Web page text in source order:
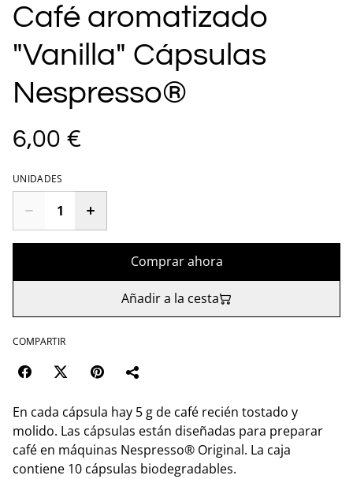
Café aromatizado
"Vanilla" Cápsulas
Nespresso®
6,00 €
UNIDADES
Comprar ahora
Añadir a la cesta
COMPARTIR
En cada cápsula hay 5 g de café recién tostado y
molido. Las cápsulas están diseñadas para preparar
café en máquinas Nespresso® Original. La caja
contiene 10 cápsulas biodegradables.